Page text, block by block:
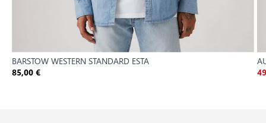
BARSTOW WESTERN STANDARD ESTA
85,00 €